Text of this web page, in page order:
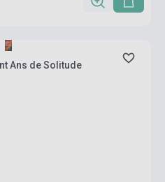
Ans de Solitude